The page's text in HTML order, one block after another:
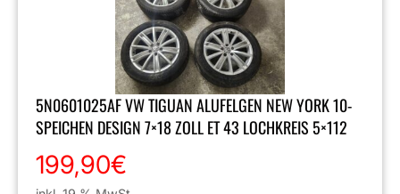
5N0601025AF VW TIGUAN ALUFELGEN NEW YORK 10-
SPEICHEN DESIGN 7×18 ZOLL ET 43 LOCHKREIS 5×112
199,90€